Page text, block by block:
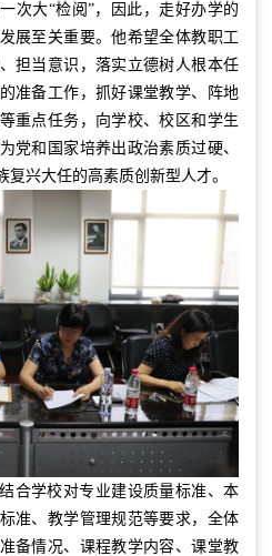
次大“检阅”，因此，走好办学的
展至关重要。他希望全体教职工
担当意识，落实立德树人根本任
准备工作，抓好课堂教学、阵地
重点任务，向学校、校区和学生
党和国家培养出政治素质过硬、
兴大任的高素质创新型人才。
合学校对专业建设质量标准、本
准、教学管理规范等要求，全体
备情况、课程教学内容、课堂教